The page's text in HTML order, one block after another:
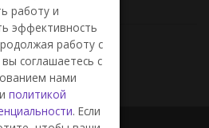
работу и
эффективность
работу с
соглашаетесь с
нами
политикой
. Если